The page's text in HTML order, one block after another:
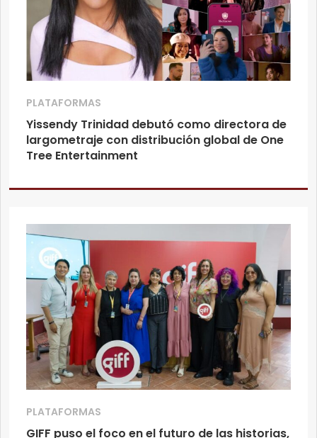
PLATAFORMAS
Yissendy Trinidad debutó como directora de
largometraje con distribución global de One
Tree Entertainment
PLATAFORMAS
GIFF puso el foco en el futuro de las historias,